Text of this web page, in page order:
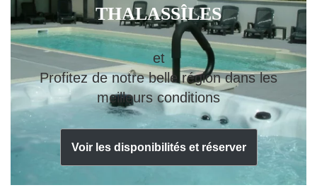
THALASSÎLES
et
Profitez de notre belle région dans les
meilleurs conditions
Voir les disponibilités et réserver